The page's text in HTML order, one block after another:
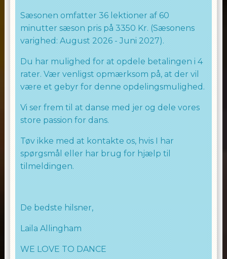
Sæsonen omfatter 36 lektioner af 60
minutter sæson pris på 3350 Kr. (Sæsonens
varighed: August 2026 - Juni 2027).
Du har mulighed for at opdele betalingen i 4
rater. Vær venligst opmærksom på, at der vil
være et gebyr for denne opdelingsmulighed.
Vi ser frem til at danse med jer og dele vores
store passion for dans.
Tøv ikke med at kontakte os, hvis I har
spørgsmål eller har brug for hjælp til
tilmeldingen.
De bedste hilsner,
Laila Allingham
WE LOVE TO DANCE